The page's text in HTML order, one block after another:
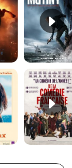
Les Matins merveilleux Bande-annonce VF De la Comédie-